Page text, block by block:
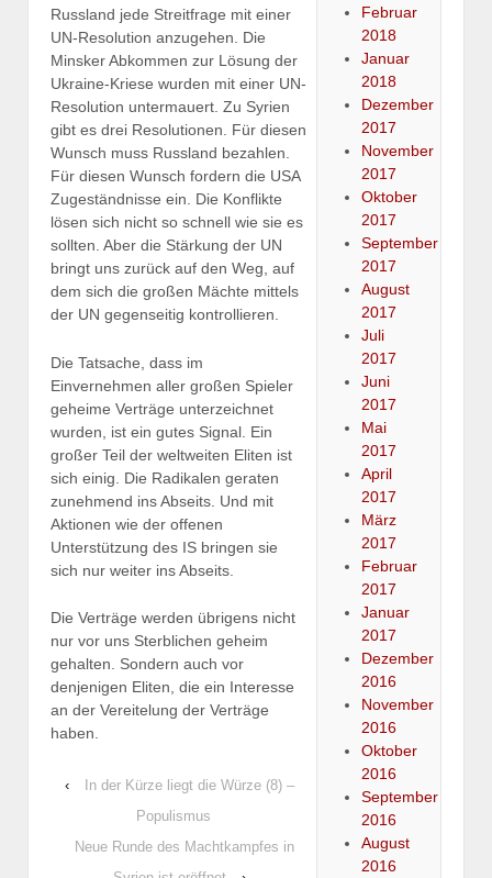
Russland jede Streitfrage mit einer
UN-Resolution anzugehen. Die
Minsker Abkommen zur Lösung der
Ukraine-Kriese wurden mit einer UN-
Resolution untermauert. Zu Syrien
gibt es drei Resolutionen. Für diesen
Wunsch muss Russland bezahlen.
Für diesen Wunsch fordern die USA
Zugeständnisse ein. Die Konflikte
lösen sich nicht so schnell wie sie es
sollten. Aber die Stärkung der UN
bringt uns zurück auf den Weg, auf
dem sich die großen Mächte mittels
der UN gegenseitig kontrollieren.
Die Tatsache, dass im
Einvernehmen aller großen Spieler
geheime Verträge unterzeichnet
wurden, ist ein gutes Signal. Ein
großer Teil der weltweiten Eliten ist
sich einig. Die Radikalen geraten
zunehmend ins Abseits. Und mit
Aktionen wie der offenen
Unterstützung des IS bringen sie
sich nur weiter ins Abseits.
Die Verträge werden übrigens nicht
nur vor uns Sterblichen geheim
gehalten. Sondern auch vor
denjenigen Eliten, die ein Interesse
an der Vereitelung der Verträge
haben.
‹
In der Kürze liegt die Würze (8) –
Populismus
Neue Runde des Machtkampfes in
Februar
2018
Januar
2018
Dezember
2017
November
2017
Oktober
2017
September
2017
August
2017
Juli
2017
Juni
2017
Mai
2017
April
2017
März
2017
Februar
2017
Januar
2017
Dezember
2016
November
2016
Oktober
2016
September
2016
August
2016